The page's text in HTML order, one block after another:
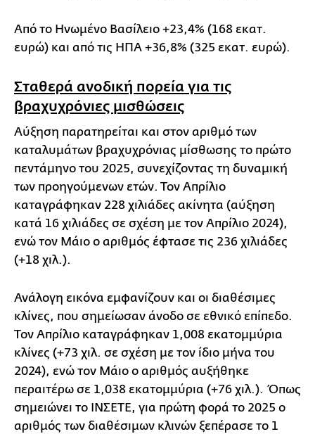
Από το Ηνωμένο Βασίλειο +23,4% (168 εκατ.
ευρώ) και από τις ΗΠΑ +36,8% (325 εκατ. ευρώ).
Σταθερά ανοδική πορεία για τις
βραχυχρόνιες μισθώσεις
Αύξηση παρατηρείται και στον αριθμό των
καταλυμάτων βραχυχρόνιας μίσθωσης το πρώτο
πεντάμηνο του 2025, συνεχίζοντας τη δυναμική
των προηγούμενων ετών. Τον Απρίλιο
καταγράφηκαν 228 χιλιάδες ακίνητα (αύξηση
κατά 16 χιλιάδες σε σχέση με τον Απρίλιο 2024),
ενώ τον Μάιο ο αριθμός έφτασε τις 236 χιλιάδες
(+18 χιλ.).
Ανάλογη εικόνα εμφανίζουν και οι διαθέσιμες
κλίνες, που σημείωσαν άνοδο σε εθνικό επίπεδο.
Τον Απρίλιο καταγράφηκαν 1,008 εκατομμύρια
κλίνες (+73 χιλ. σε σχέση με τον ίδιο μήνα του
2024), ενώ τον Μάιο ο αριθμός αυξήθηκε
περαιτέρω σε 1,038 εκατομμύρια (+76 χιλ.). Όπως
σημειώνει το ΙΝΣΕΤΕ, για πρώτη φορά το 2025 ο
αριθμός των διαθέσιμων κλινών ξεπέρασε το 1